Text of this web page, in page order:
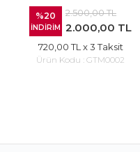
%20
İNDİRİM
2.500,00 TL
2.000,00 TL
720,00 TL x 3 Taksit
Ürün Kodu : GTM0002